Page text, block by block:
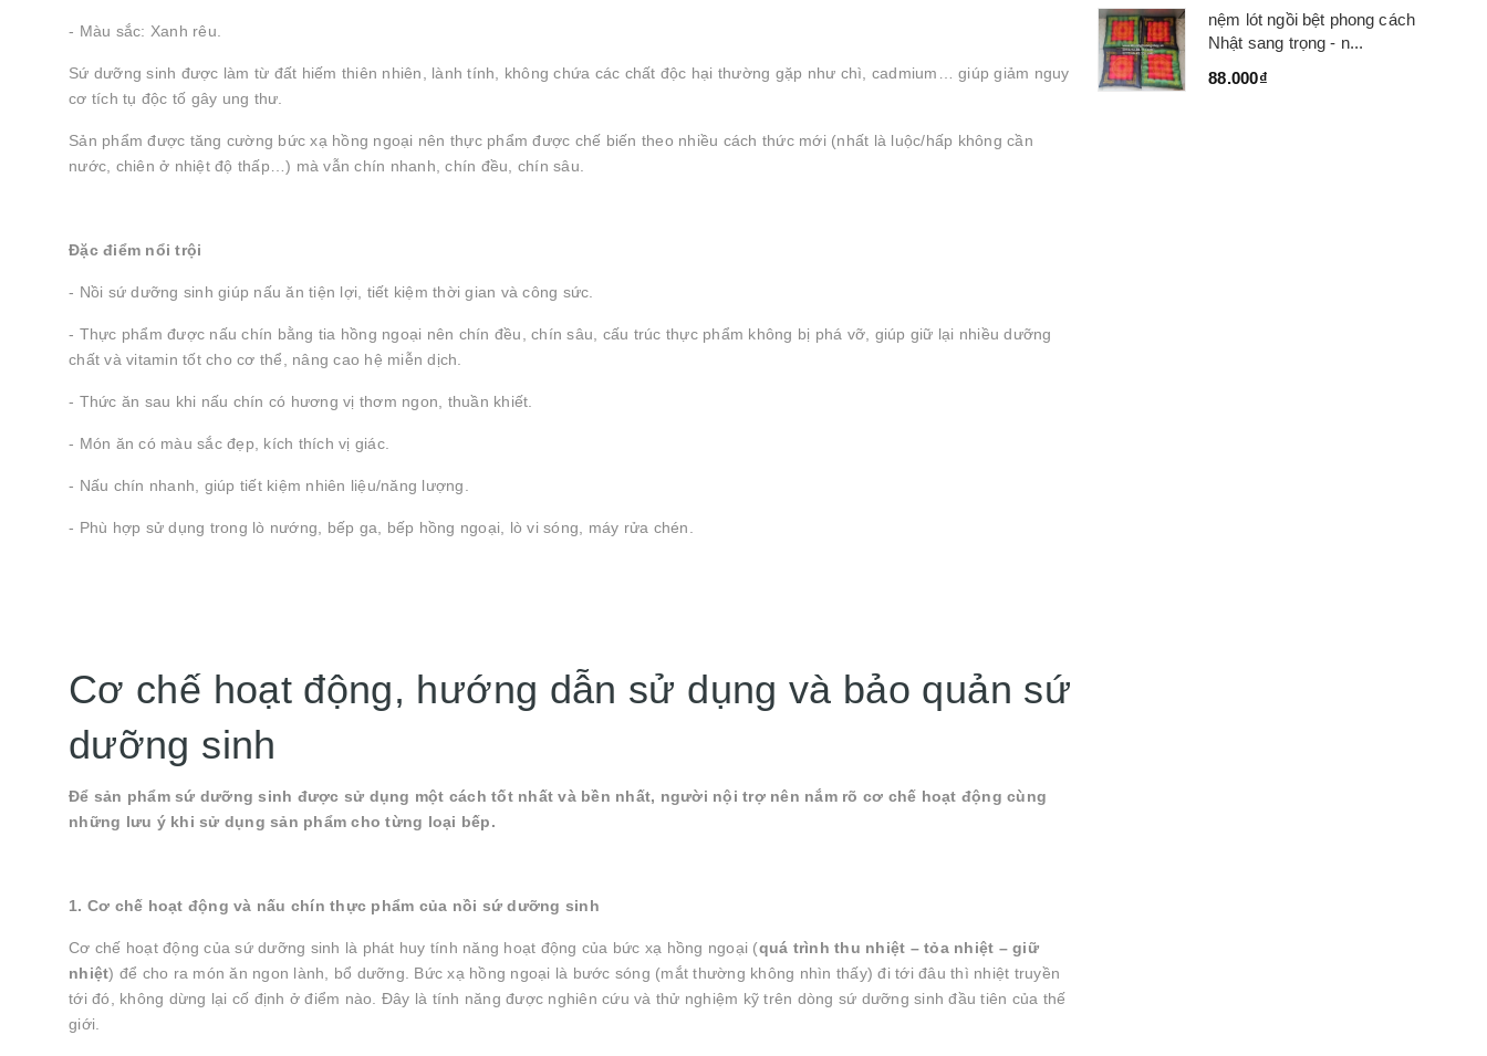
- Màu sắc: Xanh rêu.
Sứ dưỡng sinh được làm từ đất hiếm thiên nhiên, lành tính, không chứa các chất độc hại thường gặp như chì, cadmium… giúp giảm nguy
cơ tích tụ độc tố gây ung thư.
Sản phẩm được tăng cường bức xạ hồng ngoại nên thực phẩm được chế biến theo nhiều cách thức mới (nhất là luộc/hấp không cần
nước, chiên ở nhiệt độ thấp…) mà vẫn chín nhanh, chín đều, chín sâu.
Đặc điểm nổi trội
- Nồi sứ dưỡng sinh giúp nấu ăn tiện lợi, tiết kiệm thời gian và công sức.
- Thực phẩm được nấu chín bằng tia hồng ngoại nên chín đều, chín sâu, cấu trúc thực phẩm không bị phá vỡ, giúp giữ lại nhiều dưỡng
chất và vitamin tốt cho cơ thể, nâng cao hệ miễn dịch.
- Thức ăn sau khi nấu chín có hương vị thơm ngon, thuần khiết.
- Món ăn có màu sắc đẹp, kích thích vị giác.
- Nấu chín nhanh, giúp tiết kiệm nhiên liệu/năng lượng.
- Phù hợp sử dụng trong lò nướng, bếp ga, bếp hồng ngoại, lò vi sóng, máy rửa chén.
Cơ chế hoạt động, hướng dẫn sử dụng và bảo quản sứ
dưỡng sinh
Để sản phẩm sứ dưỡng sinh được sử dụng một cách tốt nhất và bền nhất, người nội trợ nên nắm rõ cơ chế hoạt động cùng
những lưu ý khi sử dụng sản phẩm cho từng loại bếp.
1. Cơ chế hoạt động và nấu chín thực phẩm của nồi sứ dưỡng sinh
Cơ chế hoạt động của sứ dưỡng sinh là phát huy tính năng hoạt động của bức xạ hồng ngoại (quá trình thu nhiệt – tỏa nhiệt – giữ
nhiệt) để cho ra món ăn ngon lành, bổ dưỡng. Bức xạ hồng ngoại là bước sóng (mắt thường không nhìn thấy) đi tới đâu thì nhiệt truyền
tới đó, không dừng lại cố định ở điểm nào. Đây là tính năng được nghiên cứu và thử nghiệm kỹ trên dòng sứ dưỡng sinh đầu tiên của thế
giới.
nệm lót ngồi bệt phong cách
Nhật sang trọng - n...
88.000₫